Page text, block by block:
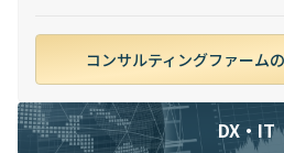
コンサルティングファーム
DX・IT